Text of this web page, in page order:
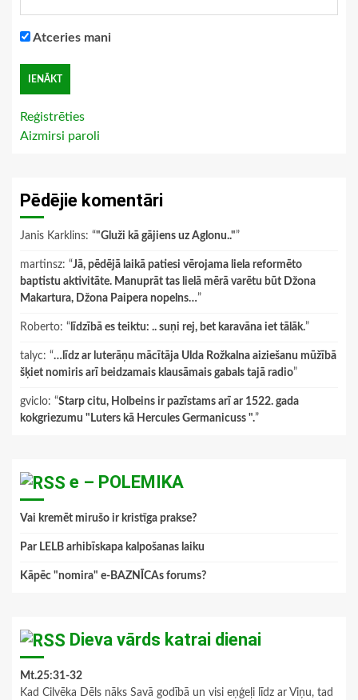
Atceries mani
Reģistrēties
Aizmirsi paroli
Pēdējie komentāri
Janis Karklins: “"Gluži kā gājiens uz Aglonu.."”
martinsz: “Jā, pēdējā laikā patiesi vērojama liela reformēto
baptistu aktivitāte. Manuprāt tas lielā mērā varētu būt Džona
Makartura, Džona Paipera nopelns…”
Roberto: “ līdzībā es teiktu: .. suņi rej, bet karavāna iet tālāk.”
talyc: “…līdz ar luterāņu mācītāja Ulda Rožkalna aiziešanu mūžībā
šķiet nomiris arī beidzamais klausāmais gabals tajā radio”
gviclo: “Starp citu, Holbeins ir pazīstams arī ar 1522. gada
kokgriezumu "Luters kā Hercules Germanicuss ".”
e – POLEMIKA
Vai kremēt mirušo ir kristīga prakse?
Par LELB arhibīskapa kalpošanas laiku
Kāpēc "nomira" e-BAZNĪCAs forums?
Dieva vārds katrai dienai
Mt.25:31-32
Kad Cilvēka Dēls nāks Savā godībā un visi eņģeļi līdz ar Viņu, tad